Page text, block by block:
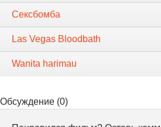
Сексбомба
Las Vegas Bloodbath
Wanita harimau
Обсуждение (0)